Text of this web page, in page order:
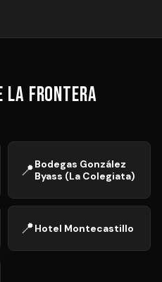
la Frontera
📍Bodegas González
Byass (La Colegiata)
📍Hotel Montecastillo